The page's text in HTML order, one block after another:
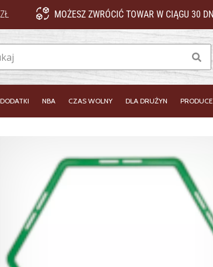
MOŻESZ ZWRÓCIĆ TOWAR W CIĄGU 30
Szukaj
DODATKI NBA CZAS WOLNY DLA DRUŻYN